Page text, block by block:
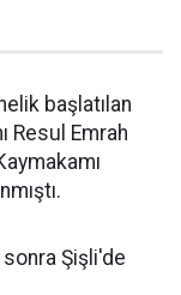
başlatılan
Resul Emrah
Şişli'de